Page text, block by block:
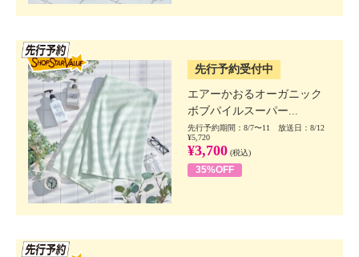
先行予約受付中
エアーかおるオーガニック
ボブパイルスーパー...
先行予約期間：8/7〜11 放送日：8/12
¥5,720
¥3,700 (税込)
35%OFF